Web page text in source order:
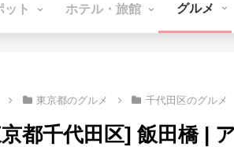
ット ホテル・旅館 グルメ
東京都のグルメ 千代田区のグルメ
都千代田区] 飯田橋 |